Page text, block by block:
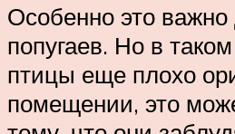
Особенно это
попугаев. Но в
птицы еще плохо
помещении, это